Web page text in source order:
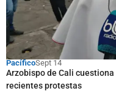
PacíficoSept 14
Arzobispo de Cali
recientes protestas